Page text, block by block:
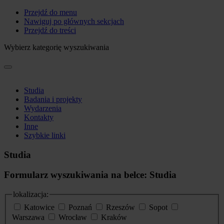
Przejdź do menu
Nawiguj po głównych sekcjach
Przejdź do treści
Wybierz kategorię wyszukiwania
Studia
Badania i projekty
Wydarzenia
Kontakty
Inne
Szybkie linki
Studia
Formularz wyszukiwania na belce: Studia
lokalizacja:
Katowice
Poznań Rzeszów
Sopot
Warszawa
Wrocław Kraków